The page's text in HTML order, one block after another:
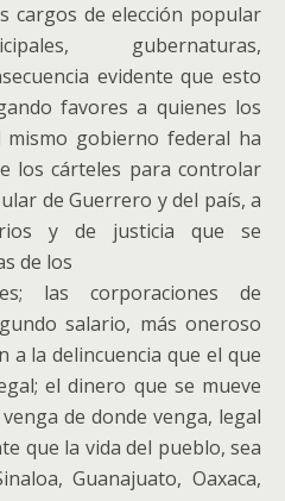
cargos de elección popular
gubernaturas,
evidente que esto
favores a quienes los
gobierno federal ha
los cárteles para controlar
de Guerrero y del país, a
y de justicia que se
de los
las corporaciones de
salario, más oneroso
a la delincuencia que el que
el dinero que se mueve
de donde venga, legal
que la vida del pueblo, sea
Guanajuato, Oaxaca,